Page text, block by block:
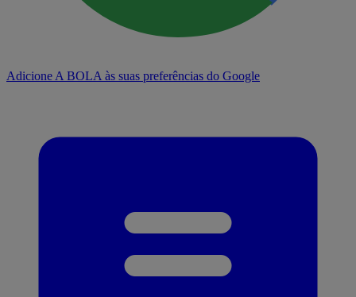
Adicione A BOLA às suas preferências do Google